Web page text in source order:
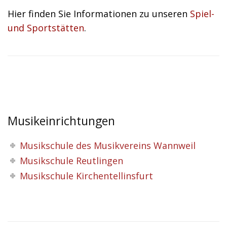
Hier finden Sie Informationen zu unseren Spiel-
und Sportstätten.
Musikeinrichtungen
Musikschule des Musikvereins Wannweil
Musikschule Reutlingen
Musikschule Kirchentellinsfurt